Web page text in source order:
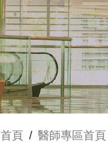
首頁 / 醫師專區首頁